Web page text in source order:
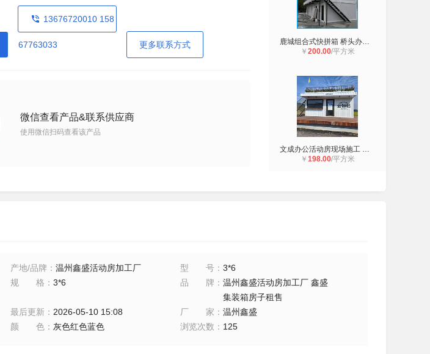
13676720010 158
67763033 更多联系方式
微信查看产品&联系供应商
使用微信扫码查看该产品
鹿城组合式快拼箱 桥头办公打包箱 洞
￥ 200.00/平方米
文成办公活动房现场施工 平阳快拼箱
￥ 198.00/平方米
产地/品牌 ： 温州鑫盛活动房加工厂 型号 ：3*6
规格 ： 3*6 品牌 ：温州鑫盛活动房加工厂 鑫盛
集装箱房子租售
最后更新： 2026-05-10 15:08 厂家 ：温州鑫盛
颜色： 灰色红色蓝色 浏览次数 ： 125